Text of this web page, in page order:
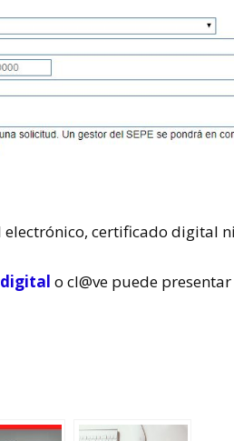
certificado digital
o cl@ve puede